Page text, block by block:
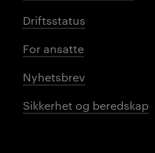
Driftsstatus
For ansatte
Nyhetsbrev
Sikkerhet og beredskap